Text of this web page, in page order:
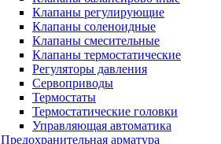
Клапаны регулирующие
Клапаны соленоидные
Клапаны смесительные
Клапаны термостатические
Регуляторы давления
Сервоприводы
Термостаты
Термостатические головки
Управляющая автоматика
Предохранительная арматура